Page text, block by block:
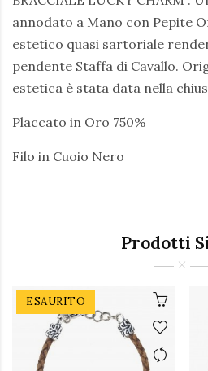
annodato a Mano con Pepite
estetico quasi sartoriale
pendente Staffa di Cavallo.
estetica è stata data nella
Placcato in Oro 750%
Filo in Cuoio Nero
Prodotti
ESAURITO